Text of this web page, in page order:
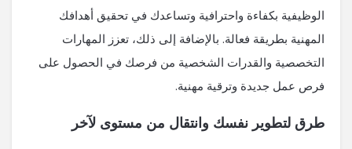
الوظيفية بكفاءة واحترافية وتساعدك في تحقيق أهدافك
المهنية بطريقة فعالة. بالإضافة إلى ذلك، تعزز المهارات
التخصصية والقدرات الشخصية من فرصك في الحصول على
فرص عمل جديدة وترقية مهنية.
طرق لتطوير نفسك وانتقال من مستوى لآخر